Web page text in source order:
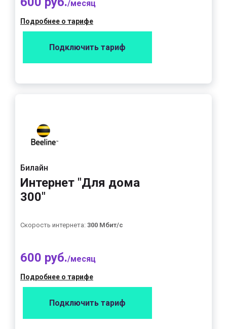
/месяц
Подробнее о тарифе
Подключить тариф
Билайн
Интернет "Для дома
300"
Скорость интернета: 300 Мбит/с
600 руб./месяц
Подробнее о тарифе
Подключить тариф